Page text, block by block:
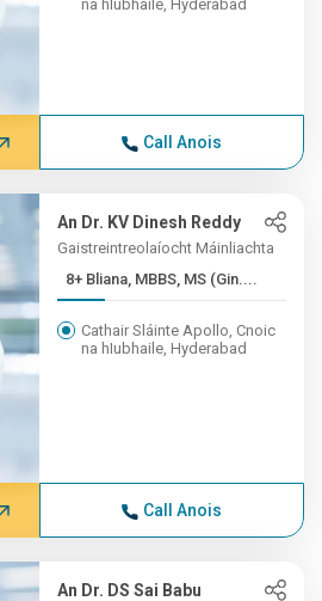
na hIubhaile, Hyderabad
Call Anois
An Dr. KV Dinesh Reddy
Gaistreintreolaíocht Máinliachta
8+ Bliana, MBBS, MS (Gin....
Cathair Sláinte Apollo, Cnoic
na hIubhaile, Hyderabad
Call Anois
An Dr. DS Sai Babu